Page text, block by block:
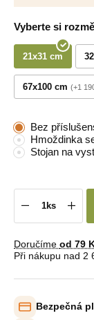
Vyberte si
21x31 cm
67x100 cm
Bez
Hmoždinka
Stojan na
Doručíme od 79
Při nákupu nad 2
Bezpečná